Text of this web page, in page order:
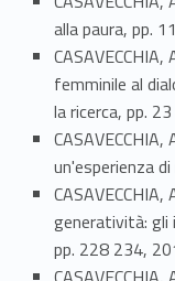
alla paura, pp.
femminile al
la ricerca, pp.
un'esperienza
generatività:
pp. 228 234,